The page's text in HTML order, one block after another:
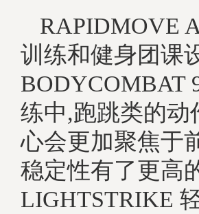
RAPIDMOVE
训练和健身团课
BODYCOMBAT
练中,跑跳类的动
心会更加聚焦于
稳定性有了更高
LIGHTSTRIKE